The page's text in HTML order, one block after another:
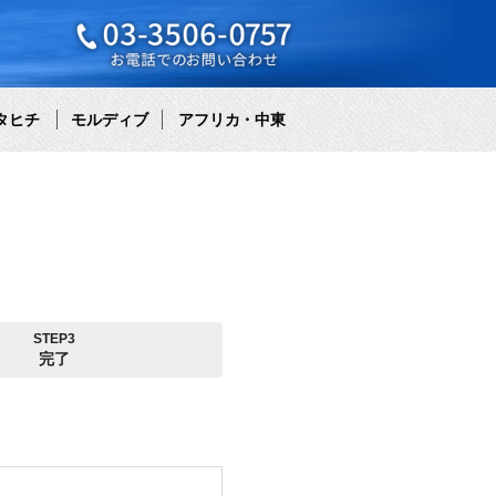
ヒチ モルディブ アフリカ・中東
STEP3
完了